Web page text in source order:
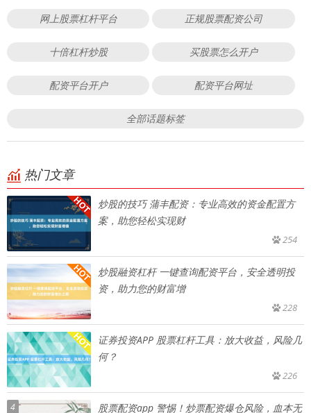
网上股票杠杆平台 正规股票配资公司
十倍杠杆炒股 买股票怎么开户
配资平台开户 配资平台网址
全部话题标签
热门文章
炒股的技巧 蒲丰配资：专业高效的资金配置方
案，助您轻松实现财
254
炒股融资杠杆 一键查询配资平台，安全透明投
资，助力您的财富增
228
证券投资APP 股票杠杆工具：放大收益，风险几
何？
226
4 股票配资app 警惕！炒票配资爆仓风险，血本无